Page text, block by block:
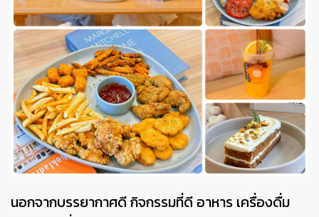
นอกจากบรรยากาศดี กิจกรรมที่ดี อาหาร เครื่องดื่ม